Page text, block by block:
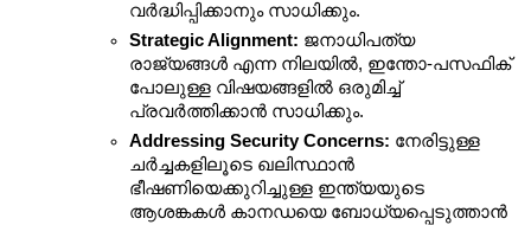
വർദ്ധിപ്പിക്കാനും സാധിക്കും.
Strategic Alignment: ജനാധിപത്യ
രാജ്യങ്ങൾ എന്ന നിലയിൽ, ഇന്തോ-പസഫിക്
പോലുള്ള വിഷയങ്ങളിൽ ഒരുമിച്ച്
പ്രവർത്തിക്കാൻ സാധിക്കും.
Addressing Security Concerns: നേരിട്ടുള്ള
ചർച്ചകളിലൂടെ ഖലിസ്ഥാൻ
ഭീഷണിയെക്കുറിച്ചുള്ള ഇന്ത്യയുടെ
ആശങ്കകൾ കാനഡയെ ബോധ്യപ്പെടുത്താൻ